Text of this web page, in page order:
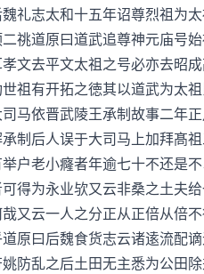
礼志太和十五年诏尊烈祖为
祧道原曰道武追尊神元庙号
文去平文太祖之号必亦去昭
祖有开拓之徳其以道武为太
马依晋武陵王承制故事二年
制后人误于大司马上加拜髙
户老小癃者年逾七十不还是
得为永业欤又云非桑之土夫
又云一人之分正从正倍从倍
原曰后魏食货志云诸逺流配
防乱之后土田无主悉为公田